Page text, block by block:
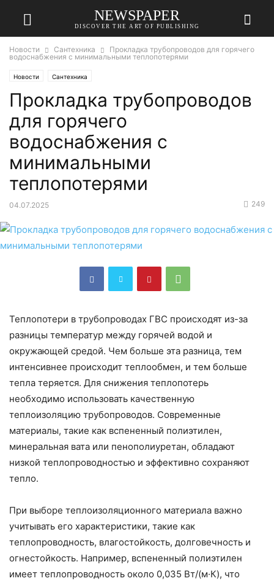
NEWSPAPER
DISCOVER THE ART OF PUBLISHING
Новости Сантехника
Прокладка трубопроводов для горячего
водоснабжения с минимальными теплопотерями
Новости Сантехника
Прокладка трубопроводов
для горячего
водоснабжения с
минимальными
теплопотерями
04.07.2025 249
Теплопотери в трубопроводах ГВС происходят из-за
разницы температур между горячей водой и
окружающей средой. Чем больше эта разница, тем
интенсивнее происходит теплообмен, и тем больше
тепла теряется. Для снижения теплопотерь
необходимо использовать качественную
теплоизоляцию трубопроводов. Современные
материалы, такие как вспененный полиэтилен,
минеральная вата или пенополиуретан, обладают
низкой теплопроводностью и эффективно сохраняют
тепло.
При выборе теплоизоляционного материала важно
учитывать его характеристики, такие как
теплопроводность, влагостойкость, долговечность и
огнестойкость. Например, вспененный полиэтилен
имеет теплопроводность около 0,035 Вт/(м·К), что